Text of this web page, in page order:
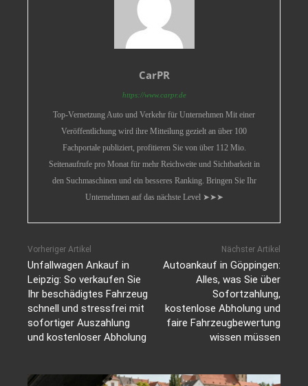
CarPR
https://www.carpr.de
Top-Vernetzung Auto und Verkehr für Unternehmen Mit einer
Veröffentlichung wird ihre Mitteilung gezielt an über 100
Fachportale publiziert, profitieren Sie von über 112 Mio.
Seitenaufrufe pro Monat für mehr Reichweite und Sichtbarkeit in
den Suchmaschinen und ein besseres Ranking. Bringen Sie Ihr
Unternehmen auf das nächste Level ➤➤➤
Vorheriger Artikel
Unfallwagen Ankauf in
Leipzig: So verkaufen Sie
Ihr beschädigtes Fahrzeug
schnell und stressfrei mit
sofortiger Auszahlung
und kostenloser Abholung
Nächster Artikel
Autoankauf in Göppingen:
Alles, was Sie über
Sofortzahlung,
kostenlose Abholung und
faire Fahrzeugbewertung
wissen müssen